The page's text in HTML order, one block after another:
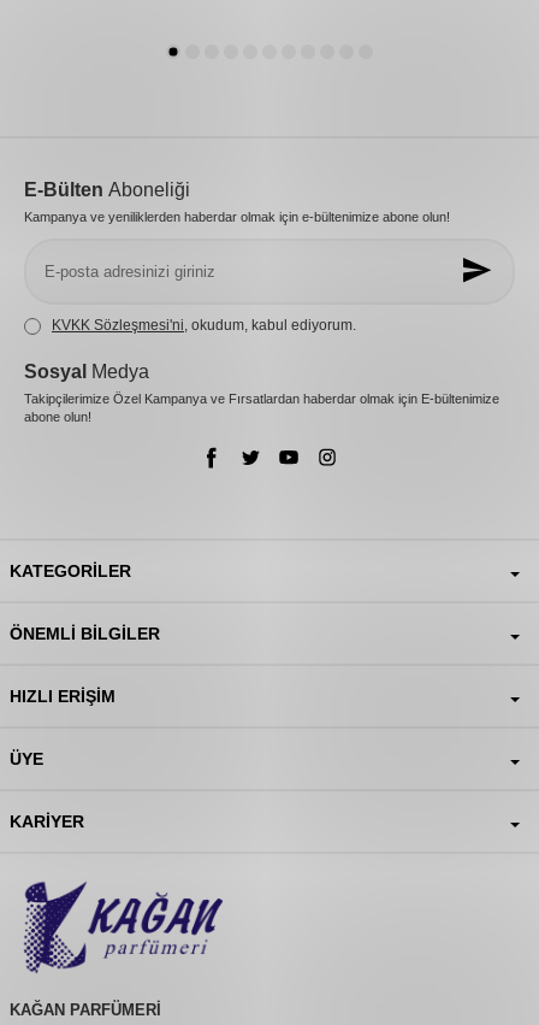
E-Bülten Aboneliği
Kampanya ve yeniliklerden haberdar olmak için e-bültenimize abone olun!
KVKK Sözleşmesi'ni , okudum, kabul ediyorum.
Sosyal Medya
Takipçilerimize Özel Kampanya ve Fırsatlardan haberdar olmak için E-bültenimize
abone olun!
KATEGORILER
ÖNEMLI BILGILER
HIZLI ERIŞIM
ÜYE
KARIYER
KAĞAN PARFÜMERİ